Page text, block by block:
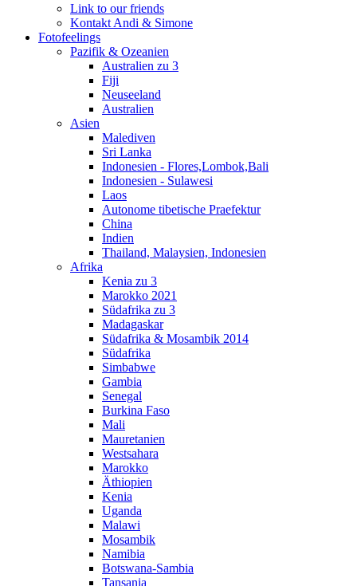
Link to our friends
Kontakt Andi & Simone
Fotofeelings
Pazifik & Ozeanien
Australien zu 3
Fiji
Neuseeland
Australien
Asien
Malediven
Sri Lanka
Indonesien - Flores,Lombok,Bali
Indonesien - Sulawesi
Laos
Autonome tibetische Praefektur
China
Indien
Thailand, Malaysien, Indonesien
Afrika
Kenia zu 3
Marokko 2021
Südafrika zu 3
Madagaskar
Südafrika & Mosambik 2014
Südafrika
Simbabwe
Gambia
Senegal
Burkina Faso
Mali
Mauretanien
Westsahara
Marokko
Äthiopien
Kenia
Uganda
Malawi
Mosambik
Namibia
Botswana-Sambia
Tansania